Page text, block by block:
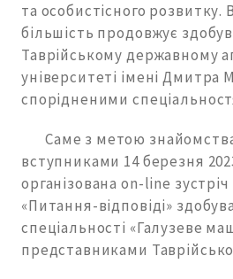
та особистісного розвитку.
більшість продовжує
Таврійському державному
університеті імені Дмитра
спорідненими
Саме з метою
вступниками 14 березня
організована on-line
«Питання-відповіді»
спеціальності «Галузеве
представниками